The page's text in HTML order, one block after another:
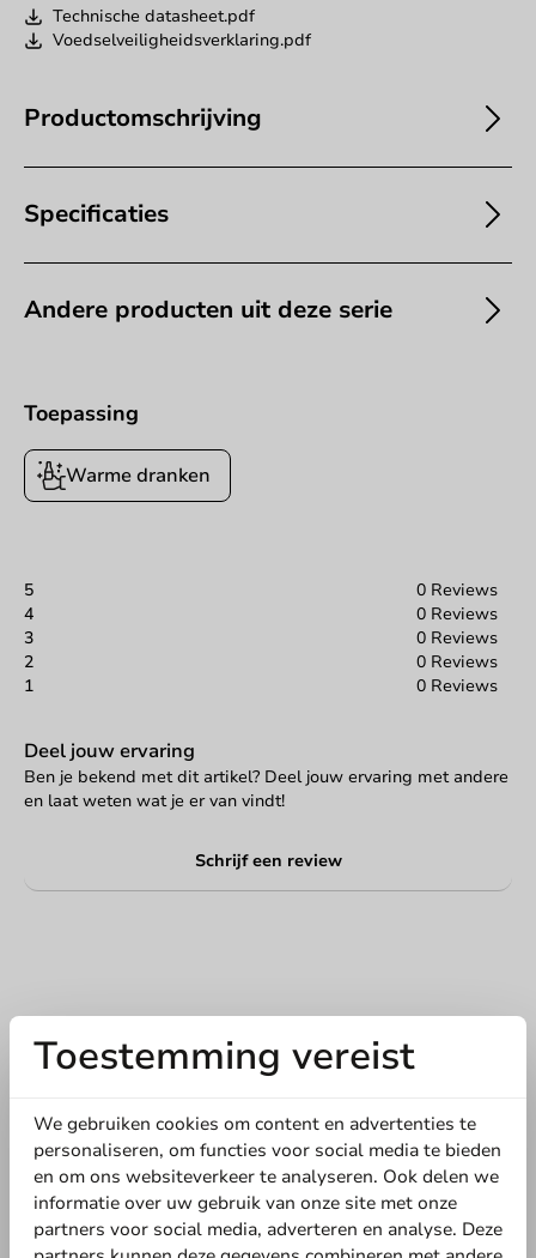
Technische datasheet.pdf
Voedselveiligheidsverklaring.pdf
Productomschrijving
Specificaties
Andere producten uit deze serie
Toepassing
Warme dranken
5
0 Reviews
4
0 Reviews
3
0 Reviews
2
0 Reviews
1
0 Reviews
Deel jouw ervaring
Ben je bekend met dit artikel? Deel jouw ervaring met andere
en laat weten wat je er van vindt!
Schrijf een review
Schrijf de eerste review
Drinkbeker Bagastro 250cc/12oz - 1.000 st/ds.
Toestemming vereist
We gebruiken cookies om content en advertenties te
personaliseren, om functies voor social media te bieden
en om ons websiteverkeer te analyseren. Ook delen we
informatie over uw gebruik van onze site met onze
partners voor social media, adverteren en analyse. Deze